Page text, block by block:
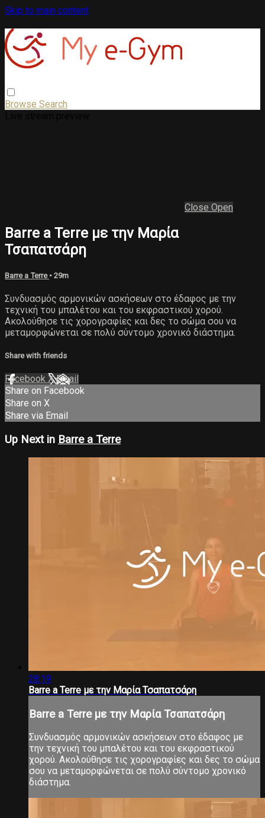
Skip to main content
Browse Search
Close Open
Barre a Terre με την Μαρία
Τσαπατσάρη
Barre a Terre • 29m
Συνδυασμός αρμονικών ασκήσεων στο έδαφος με την
τεχνική του μπαλέτου και του εκφραστικού χορού.
Ακολούθησε τις χορογραφίες και δες το σώμα σου να
μεταμορφώνεται σε πολύ σύντομο χρονικό διάστημα.
Share with friends
Facebook XEmail
Share on Facebook
Share on X
Share via Email
Up Next in Barre a Terre
28:19
Barre a Terre με την Μαρία Τσαπατσάρη
Barre a Terre με την Μαρία Τσαπατσάρη
Συνδυασμός αρμονικών ασκήσεων στο έδαφος με
την τεχνική του μπαλέτου και του εκφραστικού
χορού. Ακολούθησε τις χορογραφίες και δες το σώμα
σου να μεταμορφώνεται σε πολύ σύντομο χρονικό
διάστημα.